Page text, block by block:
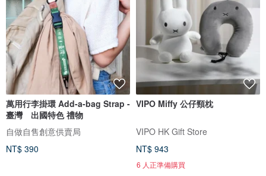
萬用行李掛環 Add-a-bag Strap -
臺灣 出國特色 禮物
自做自售創意供賣局
NT$ 390
VIPO Miffy 公仔頸枕
VIPO HK Gift Store
NT$ 943
6 人正準備購買